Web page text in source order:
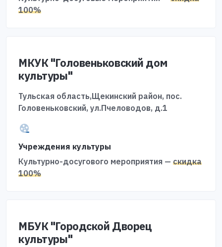
100%
МКУК "Головеньковский дом
культуры"
Тульская область,Щекинский район, пос.
Головеньковский, ул.Пчеловодов, д.1
Учреждения культуры
Культурно-досугового мероприятия — скидка
100%
МБУК "Городской Дворец
культуры"